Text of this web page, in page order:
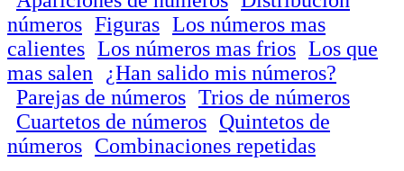
números Figuras Los números mas
calientes Los números mas frios Los que
mas salen
¿Han salido mis números?
Parejas de números Trios de números
Cuartetos de números Quintetos de
números Combinaciones repetidas